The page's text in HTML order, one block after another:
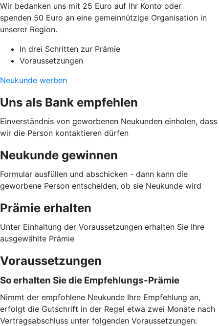
Wir bedanken uns mit 25 Euro auf Ihr Konto oder
spenden 50 Euro an eine gemeinnützige Organisation in
unserer Region.
In drei Schritten zur Prämie
Voraussetzungen
Neukunde werben
Uns als Bank empfehlen
Einverständnis von geworbenen Neukunden einholen, dass
wir die Person kontaktieren dürfen
Neukunde gewinnen
Formular ausfüllen und abschicken - dann kann die
geworbene Person entscheiden, ob sie Neukunde wird
Prämie erhalten
Unter Einhaltung der Voraussetzungen erhalten Sie Ihre
ausgewählte Prämie
Voraussetzungen
So erhalten Sie die Empfehlungs-Prämie
Nimmt der empfohlene Neukunde Ihre Empfehlung an,
erfolgt die Gutschrift in der Regel etwa zwei Monate nach
Vertragsabschluss unter folgenden Voraussetzungen: